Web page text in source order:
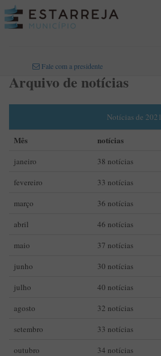
Fale com a presidente
Arquivo de notícias
Notícias de 2021
Mês notícias
janeiro 38 notícias
fevereiro
33 notícias
março
36 notícias
abril
46 notícias
maio
37 notícias
junho
30 notícias
julho
40 notícias
agosto
32 notícias
setembro
33 notícias
outubro
34 notícias